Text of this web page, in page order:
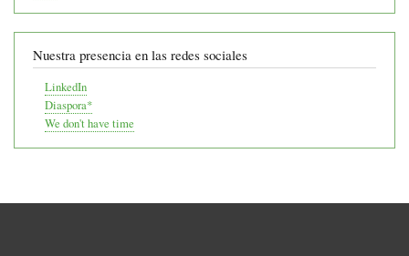
Nuestra presencia en las redes sociales
LinkedIn
Diaspora*
We don't have time